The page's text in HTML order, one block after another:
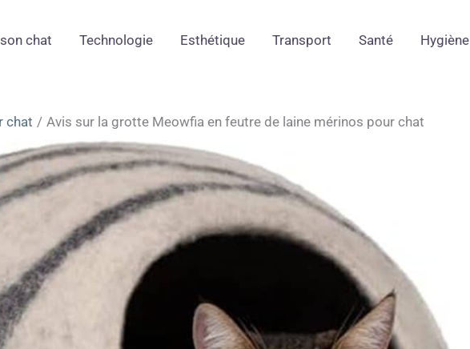
chat Technologie Esthétique Transport Santé Hygiène
chat Avis sur la grotte Meowfia en feutre de laine mérinos pour chat